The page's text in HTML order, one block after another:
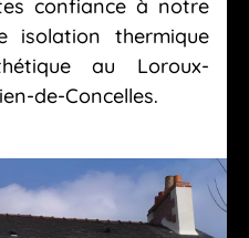
confiance à notre
isolation thermique
au Loroux-
de-Concelles.